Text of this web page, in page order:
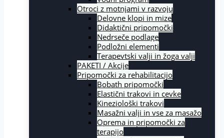
Otroci z motnjami v razvoju
Delovne klopi in mize
Didaktični pripomočki
Nedrseče podlage
Podložni elementi
Terapevtski valji in žoga valji
PAKETI / Akcije
Pripomočki za rehabilitacijo
Bobath pripomočki
Elastični trakovi in cevke
Kineziološki trakovi
Masažni valji in vse za masažo
Oprema in pripomočki za
terapijo